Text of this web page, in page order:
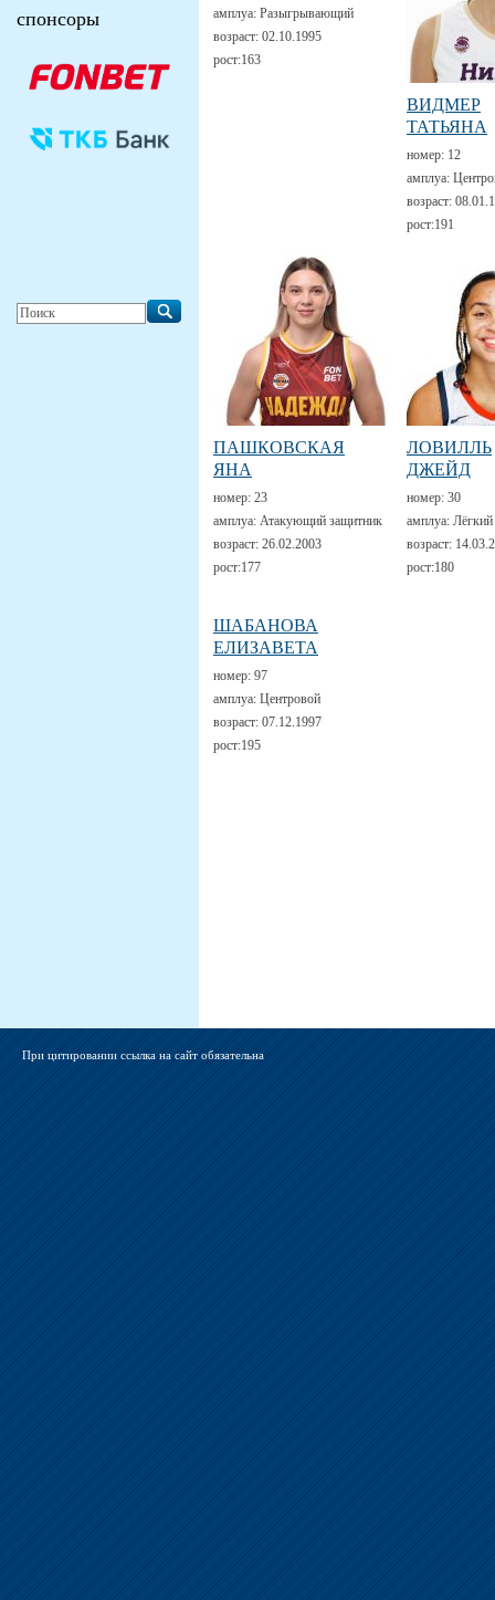
амплуа: Разыгрывающий
возраст: 02.10.1995
рост:163
ВИДМЕР
ТАТЬЯНА
номер: 12
амплуа:
возраст:
рост:191
ПАШКОВСКАЯ
ЯНА
номер: 23
амплуа: Атакующий защитник
возраст: 26.02.2003
рост:177
ЛОВИЛЛЬ
ДЖЕЙД
номер: 30
амплуа:
возраст:
рост:180
ШАБАНОВА
ЕЛИЗАВЕТА
номер: 97
амплуа: Центровой
возраст: 07.12.1997
рост:195
спонсоры
При цитировании ссылка на сайт обязательна